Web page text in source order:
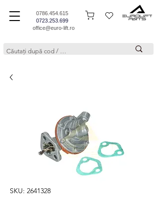
0786.454.615
0723.253.699
office@euro-lift.ro
SKU: 2641328